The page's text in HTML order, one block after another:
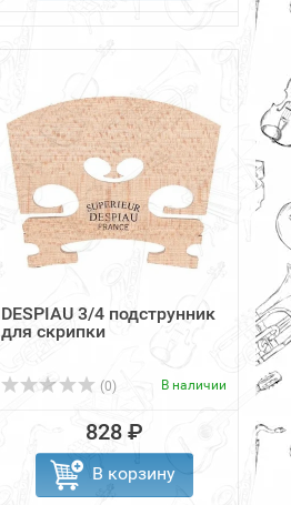
DESPIAU 3/4 подструнник
для скрипки
(0) В наличии
828 ₽
В корзину